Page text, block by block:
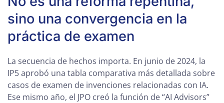
sino una convergencia en la
práctica de examen
La secuencia de hechos importa. En junio de 2024, la
IP5 aprobó una tabla comparativa más detallada sobre
casos de examen de invenciones relacionadas con IA.
Ese mismo año, el JPO creó la función de “AI Advisors”